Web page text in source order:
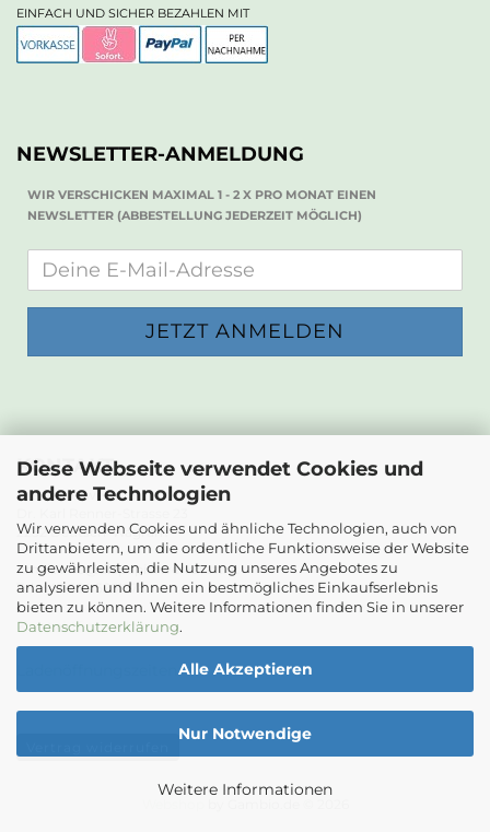
Diese Webseite verwendet Cookies und
andere Technologien
Wir verwenden Cookies und ähnliche Technologien, auch von
Drittanbietern, um die ordentliche Funktionsweise der Website
zu gewährleisten, die Nutzung unseres Angebotes zu
analysieren und Ihnen ein bestmögliches Einkaufserlebnis
bieten zu können. Weitere Informationen finden Sie in unserer
Datenschutzerklärung.
Alle Akzeptieren
Nur Notwendige
Weitere Informationen
EINFACH UND SICHER BEZAHLEN MIT
NEWSLETTER-ANMELDUNG
WIR VERSCHICKEN MAXIMAL 1 - 2 X PRO MONAT EINEN
NEWSLETTER (ABBESTELLUNG JEDERZEIT MÖGLICH)
KONTAKT
Die Papierwerkstatt
2232 Deutsch-Wagram
Email: info@diepapierwerkstatt.at
Tel. +43 664 5261978
Kontaktformular